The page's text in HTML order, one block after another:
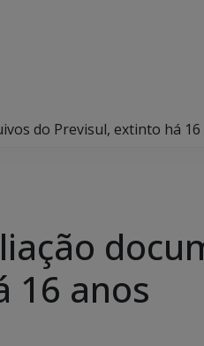
do Previsul, extinto há 16
16 anos